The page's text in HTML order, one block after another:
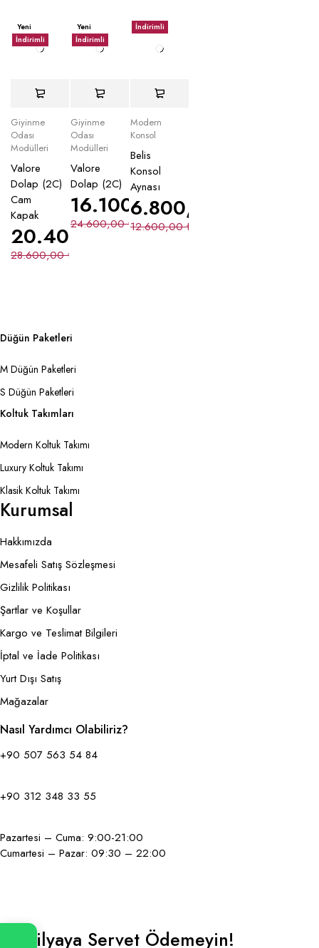
Yeni
İndirimli
Giyinme
Odası
Modülleri
Valore
Dolap (2C)
Cam
Kapak
28.600,00₺
20.400,00₺
Yeni
İndirimli
Giyinme
Odası
Modülleri
Valore
Dolap (2C)
24.600,00₺
16.100,00₺
İndirimli
Modern
Konsol
Belis
Konsol
Aynası
12.600,00₺
6.800,00
Düğün Paketleri
M Düğün Paketleri
S Düğün Paketleri
Koltuk Takımları
Modern Koltuk Takımı
Luxury Koltuk Takımı
Klasik Koltuk Takımı
Kurumsal
Hakkımızda
Mesafeli Satış Sözleşmesi
Gizlilik Politikası
Şartlar ve Koşullar
Kargo ve Teslimat Bilgileri
İptal ve İade Politikası
Yurt Dışı Satış
Mağazalar
Nasıl Yardımcı Olabiliriz?
+90 507 563 54 84
+90 312 348 33 55
Pazartesi – Cuma: 9:00-21:00
Cumartesi – Pazar: 09:30 – 22:00
Mobilyaya Servet Ödemeyin!